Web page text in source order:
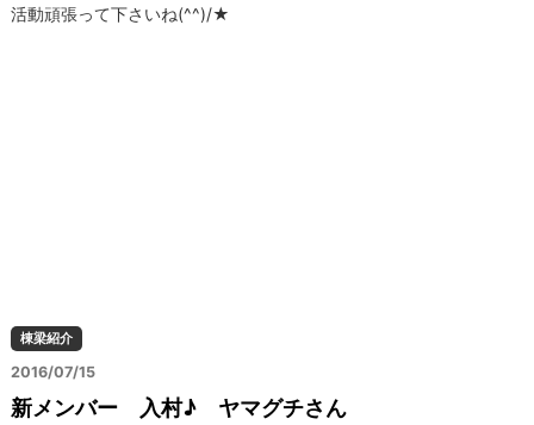
活動頑張って下さいね(^^)/★
棟梁紹介
2016/07/15
新メンバー 入村♪ ヤマグチさん